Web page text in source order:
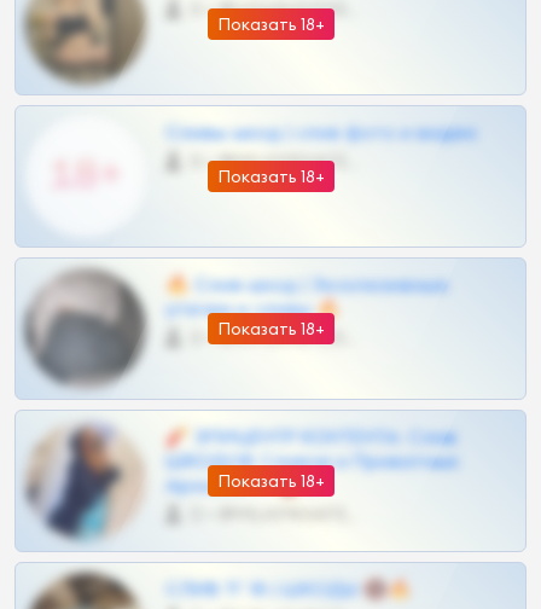
Показать 18+
0 •
Показать 18+
Сливы шкод | слив фото и видео
0 •
Показать 18+
🔥 Слив шкод | Эксклюзивные
утечки и сливы 🔥
0 •
Показать 18+
🧨 ЭПИЦЕНТР КОНТЕНТА: Слив
ШКОДОВ Сливов и Приватных
Архивов ТГ 🔞💎
СЛИВ ТГ 18 | ШКОДЫ 🔞🔥